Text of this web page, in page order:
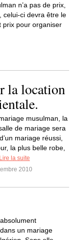
n’a pas de prix,
celui-ci devra être le
prix pour organiser
la location
musulman, la
de mariage sera
mariage réussi,
la plus belle robe,
Lire la suite
2010
un mariage